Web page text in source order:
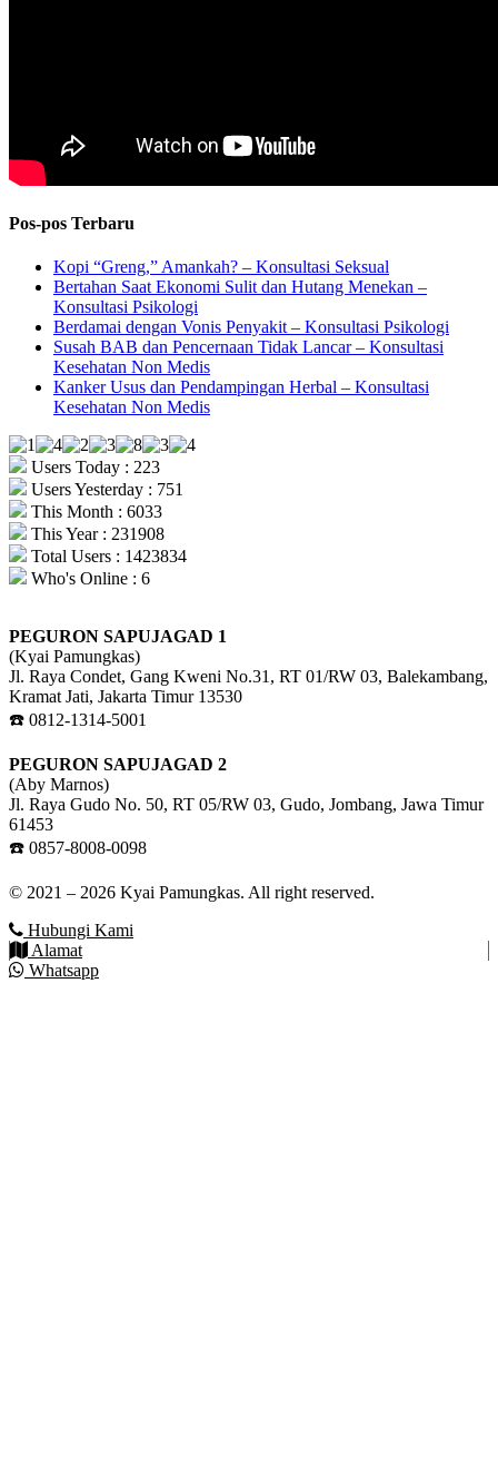
Pos-pos Terbaru
Kopi “Greng,” Amankah? – Konsultasi Seksual
Bertahan Saat Ekonomi Sulit dan Hutang Menekan –
Konsultasi Psikologi
Berdamai dengan Vonis Penyakit – Konsultasi Psikologi
Susah BAB dan Pencernaan Tidak Lancar – Konsultasi
Kesehatan Non Medis
Kanker Usus dan Pendampingan Herbal – Konsultasi
Kesehatan Non Medis
Users Today : 223
Users Yesterday : 751
This Month : 6033
This Year : 231908
Total Users : 1423834
Who's Online : 6
PEGURON SAPUJAGAD 1
(Kyai Pamungkas)
Jl. Raya Condet, Gang Kweni No.31, RT 01/RW 03, Balekambang,
Kramat Jati, Jakarta Timur 13530
☎️ 0812-1314-5001
PEGURON SAPUJAGAD 2
(Aby Marnos)
Jl. Raya Gudo No. 50, RT 05/RW 03, Gudo, Jombang, Jawa Timur
61453
☎️ 0857-8008-0098
© 2021 – 2026 Kyai Pamungkas. All right reserved.
Hubungi Kami
Alamat
Whatsapp